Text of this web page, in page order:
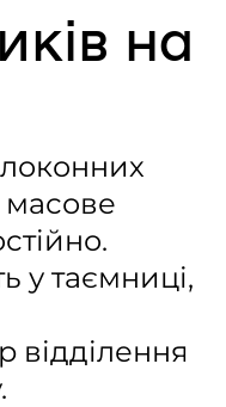
на
масове
у таємниці,
відділення